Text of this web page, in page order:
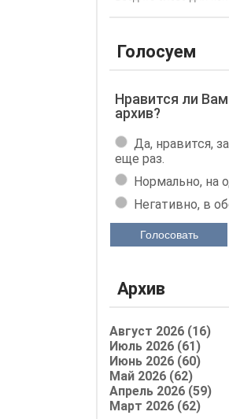
Голосуем
Нравится ли
архив?
Да, нравится,
еще раз.
Нормально, на
Негативно, в
Голосовать
Архив
Август 2026 (16)
Июль 2026 (61)
Июнь 2026 (60)
Май 2026 (62)
Апрель 2026 (59)
Март 2026 (62)